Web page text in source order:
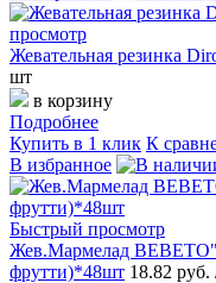
просмотр
Жевательная резинка
шт
в корзину
Подробнее
Купить в 1 клик К
В избранное
Быстрый просмотр
Жев.Мармелад
фрутти)*48шт 18.82 руб.